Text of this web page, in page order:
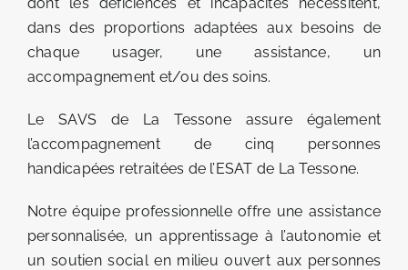
dans des proportions adaptées aux besoins de
chaque usager, une assistance, un
accompagnement et/ou des soins.
Le SAVS de La Tessone assure également
l’accompagnement de cinq personnes
handicapées retraitées de l’ESAT de La Tessone.
Notre équipe professionnelle offre une assistance
personnalisée, un apprentissage à l’autonomie et
un soutien social en milieu ouvert aux personnes